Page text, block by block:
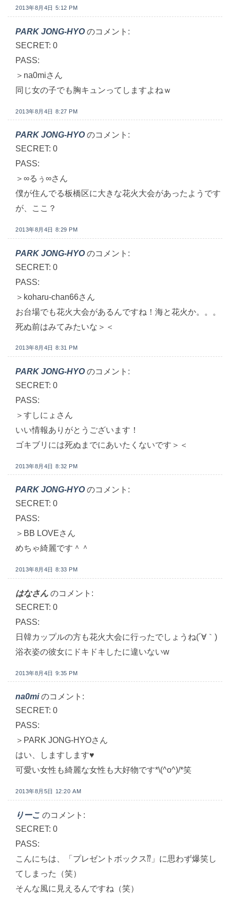
2013年8月4日 5:12 PM
PARK JONG-HYO のコメント:
SECRET: 0
PASS:
＞na0miさん
同じ女の子でも胸キュンってしますよねｗ
2013年8月4日 8:27 PM
PARK JONG-HYO のコメント:
SECRET: 0
PASS:
＞∞るぅ∞さん
僕が住んでる板橋区に大きな花火大会があったようです
が、ここ？
2013年8月4日 8:29 PM
PARK JONG-HYO のコメント:
SECRET: 0
PASS:
＞koharu-chan66さん
お台場でも花火大会があるんですね！海と花火か。。。
死ぬ前はみてみたいな＞＜
2013年8月4日 8:31 PM
PARK JONG-HYO のコメント:
SECRET: 0
PASS:
＞すしにょさん
いい情報ありがとうございます！
ゴキブリには死ぬまでにあいたくないです＞＜
2013年8月4日 8:32 PM
PARK JONG-HYO のコメント:
SECRET: 0
PASS:
＞BB LOVEさん
めちゃ綺麗です＾＾
2013年8月4日 8:33 PM
はなさん のコメント:
SECRET: 0
PASS:
日韓カップルの方も花火大会に行ったでしょうね(´∀｀)
浴衣姿の彼女にドキドキしたに違いないw
2013年8月4日 9:35 PM
na0mi のコメント:
SECRET: 0
PASS:
＞PARK JONG-HYOさん
はい、しますします♥
可愛い女性も綺麗な女性も大好物です*\(^o^)/*笑
2013年8月5日 12:20 AM
りーこ のコメント:
SECRET: 0
PASS:
こんにちは、「プレゼントボックス⁇」に思わず爆笑し
てしまった（笑）
そんな風に見えるんですね（笑）